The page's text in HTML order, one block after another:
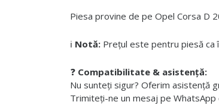
Piesa provine de pe Opel Corsa D
ℹ️ Notă: Prețul este pentru piesă
❓ Compatibilitate & asistență:
Nu sunteți sigur? Oferim asistență
Trimiteți-ne un mesaj pe WhatsApp